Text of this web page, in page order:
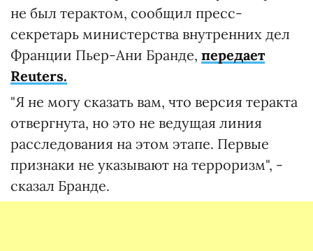
не был терактом, сообщил пресс-
секретарь министерства внутренних дел
Франции Пьер-Ани Бранде, передает
Reuters.
"Я не могу сказать вам, что версия теракта
отвергнута, но это не ведущая линия
расследования на этом этапе. Первые
признаки не указывают на терроризм", -
сказал Бранде.